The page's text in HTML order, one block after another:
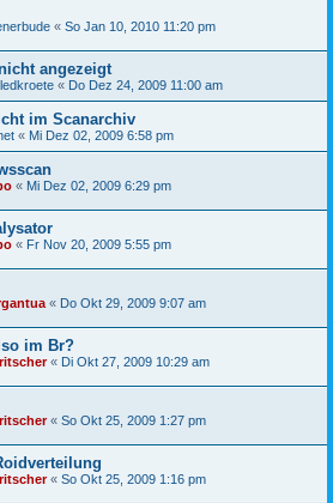
« So Jan 10, 2010 11:20 pm
angezeigt
« Do Dez 24, 2009 11:00 am
im Scanarchiv
« Mi Dez 02, 2009 6:58 pm
« Mi Dez 02, 2009 6:29 pm
« Fr Nov 20, 2009 5:55 pm
« Do Okt 29, 2009 9:07 am
im Br?
« Di Okt 27, 2009 10:29 am
« So Okt 25, 2009 1:27 pm
« So Okt 25, 2009 1:16 pm